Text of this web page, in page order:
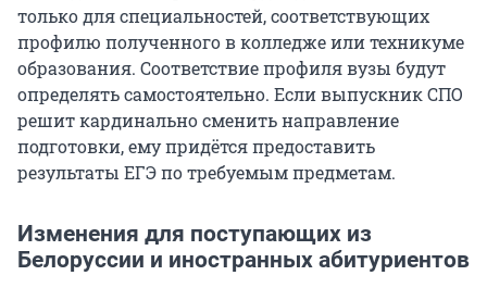
только для специальностей, соответствующих
профилю полученного в колледже или техникуме
образования. Соответствие профиля вузы будут
определять самостоятельно. Если выпускник СПО
решит кардинально сменить направление
подготовки, ему придётся предоставить
результаты ЕГЭ по требуемым предметам.
Изменения для поступающих из
Белоруссии и иностранных абитуриентов